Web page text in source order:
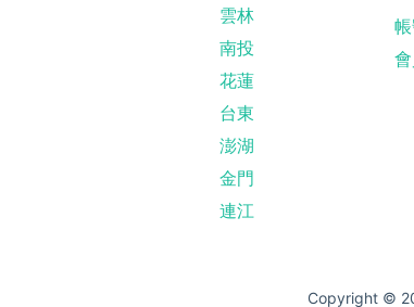
雲林
南投
花蓮
台東
澎湖
金門
連江
Copyright ©